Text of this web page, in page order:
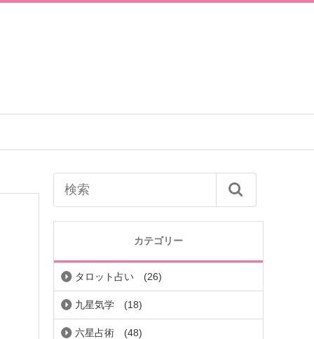
カテゴリー
タロット占い (26)
九星気学 (18)
六星占術 (48)